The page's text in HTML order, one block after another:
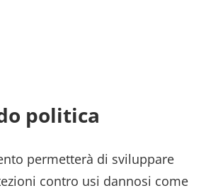
politica
permetterà di sviluppare
contro usi dannosi come